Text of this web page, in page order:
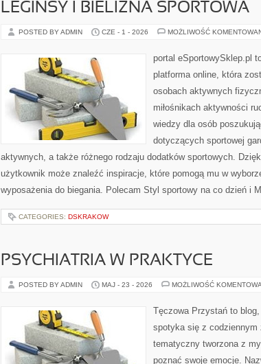
LEGINSY I BIELIZNA SPORTOWA
POSTED BY ADMIN CZE - 1 - 2026 MOŻLIWOŚĆ
portal eSportowySklep.pl
platforma online, która
osobach aktywnych
miłośnikach aktywności
wiedzy dla osób
dotyczących sportowej
aktywnych, a także różnego rodzaju dodatków sportowych.
użytkownik może znaleźć inspiracje, które pomogą mu w
wyposażenia do biegania. Polecam Styl sportowy na co dzień i
CATEGORIES: DSKRAKOW
PSYCHIATRIA W PRAKTYCE
POSTED BY ADMIN MAJ - 23 - 2026 MOŻLIWOŚĆ
Tęczowa Przystań to
spotyka się z codziennym
tematyczny tworzona z
poznać swoje emocje.